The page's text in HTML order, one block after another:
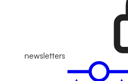
newsletters